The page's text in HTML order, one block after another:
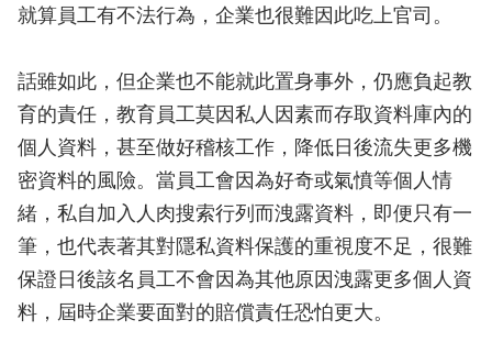
就算員工有不法行為，企業也很難因此吃上官司。
話雖如此，但企業也不能就此置身事外，仍應負起教
育的責任，教育員工莫因私人因素而存取資料庫內的
個人資料，甚至做好稽核工作，降低日後流失更多機
密資料的風險。當員工會因為好奇或氣憤等個人情
緒，私自加入人肉搜索行列而洩露資料，即便只有一
筆，也代表著其對隱私資料保護的重視度不足，很難
保證日後該名員工不會因為其他原因洩露更多個人資
料，屆時企業要面對的賠償責任恐怕更大。